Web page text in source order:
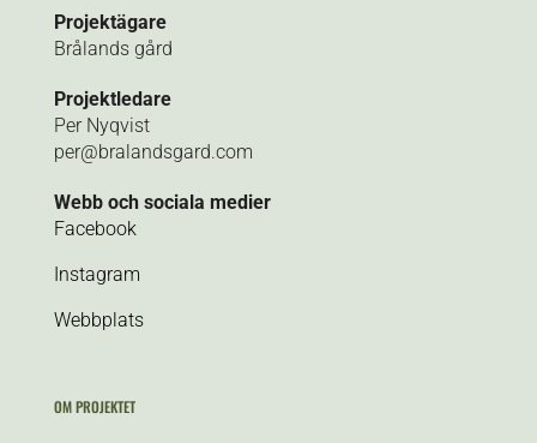
Projektägare
Brålands gård
Projektledare
Per Nyqvist
per@bralandsgard.com
Webb och sociala medier
Facebook
Instagram
Webbplats
OM PROJEKTET